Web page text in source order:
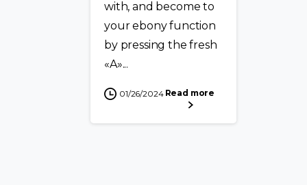
with, and become to
your ebony function
by pressing the fresh
«A»...
01/26/2024 Read more